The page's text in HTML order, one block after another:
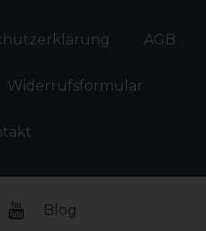
AGB
Widerrufs­formular
Blog